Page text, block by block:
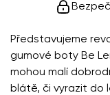
Představujeme
gumové boty Be
mohou malí
blátě, či vyrazit do